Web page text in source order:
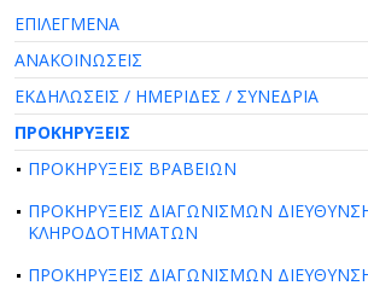
ΕΠΙΛΕΓΜΕΝΑ
ΑΝΑΚΟΙΝΩΣΕΙΣ
ΕΚΔΗΛΩΣΕΙΣ / ΗΜΕΡΙΔΕΣ / ΣΥΝΕΔΡΙΑ
ΠΡΟΚΗΡΥΞΕΙΣ
ΠΡΟΚΗΡΥΞΕΙΣ ΒΡΑΒΕΙΩΝ
ΠΡΟΚΗΡΥΞΕΙΣ ΔΙΑΓΩΝΙΣΜΩΝ
ΚΛΗΡΟΔΟΤΗΜΑΤΩΝ
ΠΡΟΚΗΡΥΞΕΙΣ ΔΙΑΓΩΝΙΣΜΩΝ